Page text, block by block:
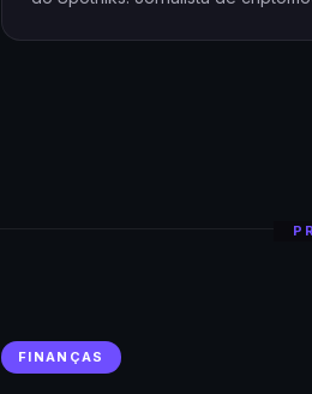
FINANÇAS